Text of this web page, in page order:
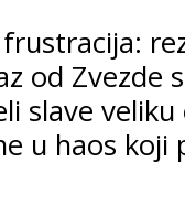
od Zvezde
slave
u haos koji